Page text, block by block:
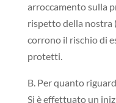
arroccamento sulla
rispetto della nostra
corrono il rischio di
protetti.
B. Per quanto
Si è effettuato un